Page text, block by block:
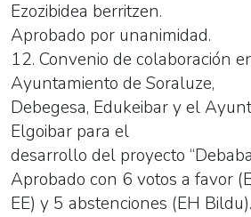
Ezozibidea berritzen.
Aprobado por unanimidad.
12. Convenio de colaboración
Ayuntamiento de Soraluze,
Debegesa, Edukeibar y el
Elgoibar para el
desarrollo del proyecto
Aprobado con 6 votos a favor
EE) y 5 abstenciones (EH Bildu).